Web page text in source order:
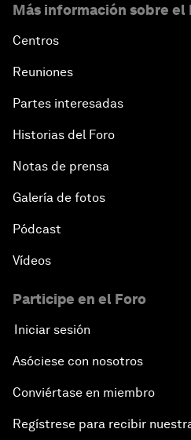
Más información sobre el
Centros
Reuniones
Partes interesadas
Historias del Foro
Notas de prensa
Galería de fotos
Pódcast
Vídeos
Participe en el Foro
Iniciar sesión
Asóciese con nosotros
Conviértase en miembro
Regístrese para recibir